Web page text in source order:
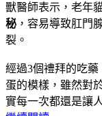
獸醫師表示，老年
秘 ，容易導致肛門
裂。
經過3個禮拜的吃藥
蛋的模樣，雖然對
實每一次都還是讓